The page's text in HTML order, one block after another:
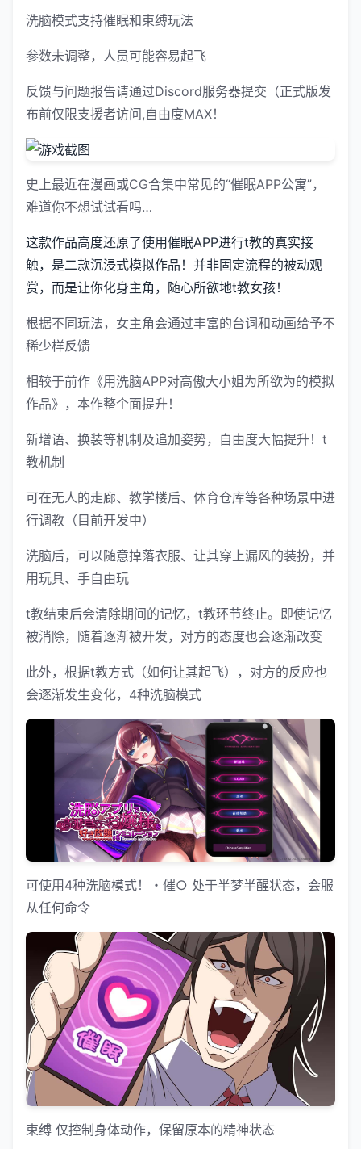
洗脑模式支持催眠和束缚玩法
参数未调整，人员可能容易起飞
反馈与问题报告请通过Discord服务器提交（正式版发
布前仅限支援者访问,自由度MAX！
史上最近在漫画或CG合集中常见的“催眠APP公寓”，
难道你不想试试看吗…
这款作品高度还原了使用催眠APP进行t教的真实接
触，是二款沉浸式模拟作品！并非固定流程的被动观
赏，而是让你化身主角，随心所欲地t教女孩！
根据不同玩法，女主角会通过丰富的台词和动画给予不
稀少样反馈
相较于前作《用洗脑APP对高傲大小姐为所欲为的模拟
作品》，本作整个面提升！
新增语、换装等机制及追加姿势，自由度大幅提升！t
教机制
可在无人的走廊、教学楼后、体育仓库等各种场景中进
行调教（目前开发中）
洗脑后，可以随意掉落衣服、让其穿上漏风的装扮，并
用玩具、手自由玩
t教结束后会清除期间的记忆，t教环节终止。即使记忆
被消除，随着逐渐被开发，对方的态度也会逐渐改变
此外，根据t教方式（如何让其起飞），对方的反应也
会逐渐发生变化，4种洗脑模式
可使用4种洗脑模式！・催○ 处于半梦半醒状态，会服
从任何命令
束缚 仅控制身体动作，保留原本的精神状态